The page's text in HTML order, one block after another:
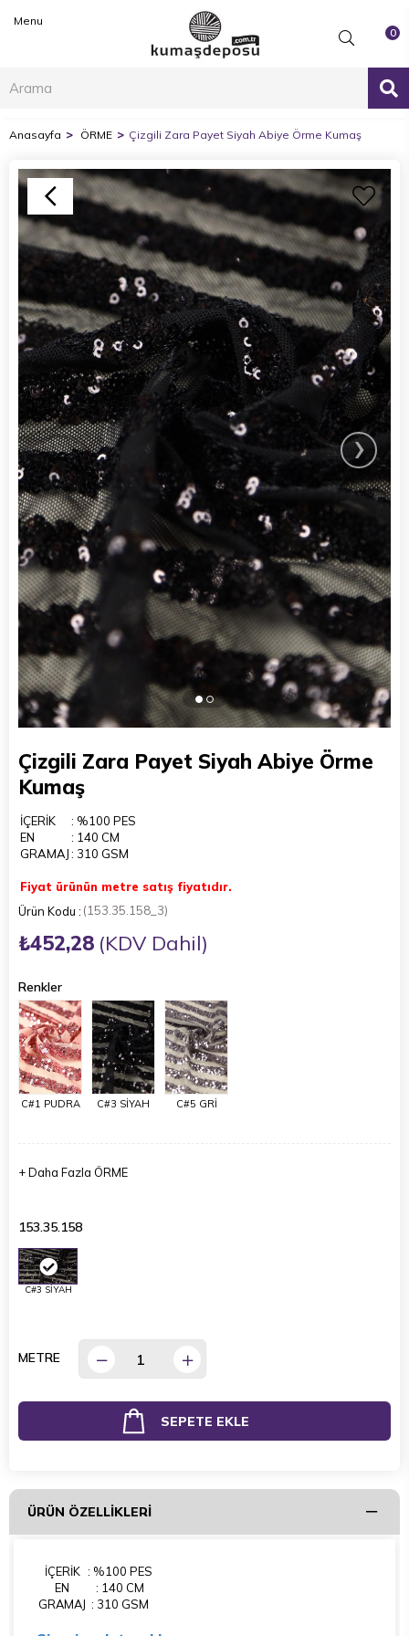
0
Menu
Anasayfa ÖRME Çizgili Zara Payet Siyah Abiye Örme Kumaş
›
Çizgili Zara Payet Siyah Abiye Örme
Kumaş
İÇERİK
: %100 PES
EN
: 140 CM
GRAMAJ: 310 GSM
Fiyat ürünün metre satış fiyatıdır.
(153.35.158_3)
₺452,28 (KDV Dahil)
Renkler
C#1 PUDRA C#3 SİYAH C#5 GRİ
+Daha Fazla ÖRME
153.35.158
C#3 SİYAH
METRE
ÜRÜN ÖZELLIKLERI
İÇERİK : %100 PES
EN
: 140 CM
GRAMAJ : 310 GSM